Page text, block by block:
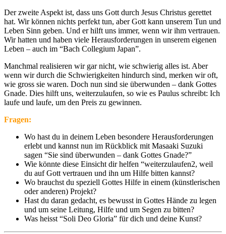
Der zweite Aspekt ist, dass uns Gott durch Jesus Christus gerettet
hat. Wir können nichts perfekt tun, aber Gott kann unserem Tun und
Leben Sinn geben. Und er hilft uns immer, wenn wir ihm vertrauen.
Wir hatten und haben viele Herausforderungen in unserem eigenen
Leben – auch im “Bach Collegium Japan”.
Manchmal realisieren wir gar nicht, wie schwierig alles ist. Aber
wenn wir durch die Schwierigkeiten hindurch sind, merken wir oft,
wie gross sie waren. Doch nun sind sie überwunden – dank Gottes
Gnade. Dies hilft uns, weiterzulaufen, so wie es Paulus schreibt: Ich
laufe und laufe, um den Preis zu gewinnen.
Fragen:
Wo hast du in deinem Leben besondere Herausforderungen
erlebt und kannst nun im Rückblick mit Masaaki Suzuki
sagen “Sie sind überwunden – dank Gottes Gnade?”
Wie könnte diese Einsicht dir helfen “weiterzulaufen2, weil
du auf Gott vertrauen und ihn um Hilfe bitten kannst?
Wo brauchst du speziell Gottes Hilfe in einem (künstlerischen
oder anderen) Projekt?
Hast du daran gedacht, es bewusst in Gottes Hände zu legen
und um seine Leitung, Hilfe und um Segen zu bitten?
Was heisst “Soli Deo Gloria” für dich und deine Kunst?